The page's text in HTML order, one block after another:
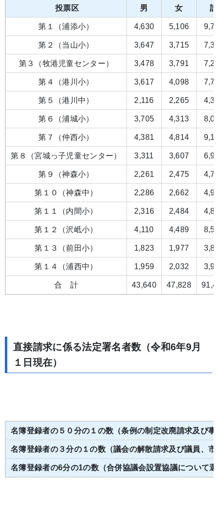
投票区 男 女
第１（浦添小） 4,630 5,106
第２（当山小） 3,647 3,715
第３（牧港児童センター） 3,478 3,791
第４（港川小） 3,617 4,098
第５（港川中） 2,116 2,265
第６（浦城小） 3,705 4,313
第７（仲西小） 4,381 4,814
第８（宮城っ子児童センター） 3,311 3,607
第９（神森小） 2,261 2,475
第１０（神森中） 2,286 2,662
第１１（内間小） 2,316 2,484
第１２（沢岻小） 4,110 4,489
第１３（前田小） 1,823 1,977
第１４（浦西中） 1,959 2,032
合 計 43,640 47,828
直接請求に係る法定署名者数（令和6年9月
１日現在）
名簿登録者の５０分の１の数（条例の制定改廃請求及び
名簿登録者の３分の１の数（議会の解散請求及び議員、
名簿登録者の6分の1の数（合併協議会設置協議について